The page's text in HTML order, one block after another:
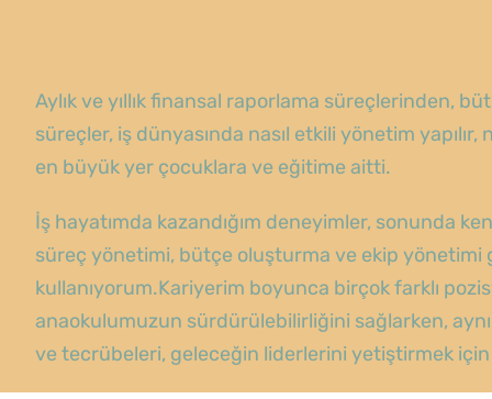
Aylık ve yıllık finansal raporlama süreçlerinden,
süreçler, iş dünyasında nasıl etkili yönetim
en büyük yer çocuklara ve eğitime aitti.
İş hayatımda kazandığım deneyimler, sonunda
süreç yönetimi, bütçe oluşturma ve ekip yönetimi
kullanıyorum.Kariyerim boyunca birçok farklı
anaokulumuzun sürdürülebilirliğini sağlarken,
ve tecrübeleri, geleceğin liderlerini yetiştirmek için